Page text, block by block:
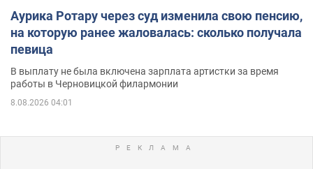
Аурика Ротару через суд изменила свою пенсию,
на которую ранее жаловалась: сколько получала
певица
В выплату не была включена зарплата артистки за время
работы в Черновицкой филармонии
8.08.2026 04:01